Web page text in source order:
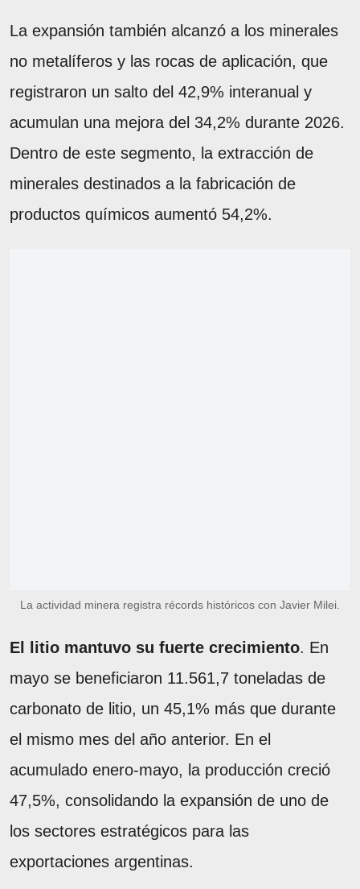
La expansión también alcanzó a los minerales
no metalíferos y las rocas de aplicación, que
registraron un salto del 42,9% interanual y
acumulan una mejora del 34,2% durante 2026.
Dentro de este segmento, la extracción de
minerales destinados a la fabricación de
productos químicos aumentó 54,2%.
La actividad minera registra récords históricos con Javier Milei.
El litio mantuvo su fuerte crecimiento. En
mayo se beneficiaron 11.561,7 toneladas de
carbonato de litio, un 45,1% más que durante
el mismo mes del año anterior. En el
acumulado enero-mayo, la producción creció
47,5%, consolidando la expansión de uno de
los sectores estratégicos para las
exportaciones argentinas.